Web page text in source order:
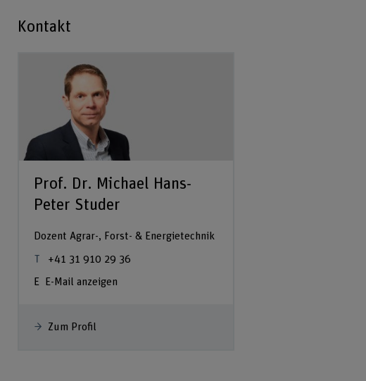
Kontakt
Prof. Dr. Michael Hans-
Peter Studer
Dozent Agrar-, Forst- & Energietechnik
+41 31 910 29 36
E-Mail anzeigen
Zum Profil